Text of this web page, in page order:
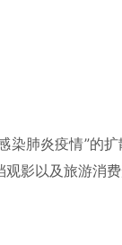
染肺炎疫情”的
影以及旅游消费